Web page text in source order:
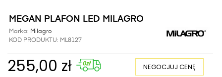
MEGAN PLAFON LED MILAGRO
Marka: Milagro
KOD PRODUKTU: ML8127
255,00 zł NEGOCJUJ CENĘ